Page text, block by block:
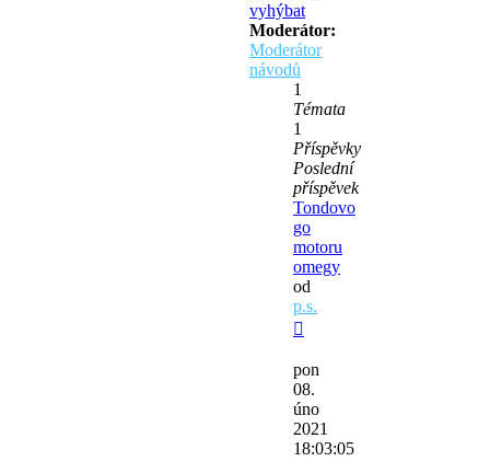
vyhýbat
Moderátor:
Moderátor
návodů
1
Témata
1
Příspěvky
Poslední
příspěvek
Tondovo
go
motoru
omegy
od
p.s.
poslední
příspěvek
pon
08.
úno
2021
18:03:05